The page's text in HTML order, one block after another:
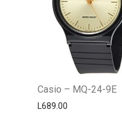
Casio – MQ-24-9E
L689.00